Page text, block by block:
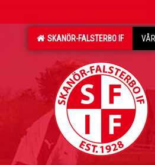
SKANÖR-FALSTERBO IF